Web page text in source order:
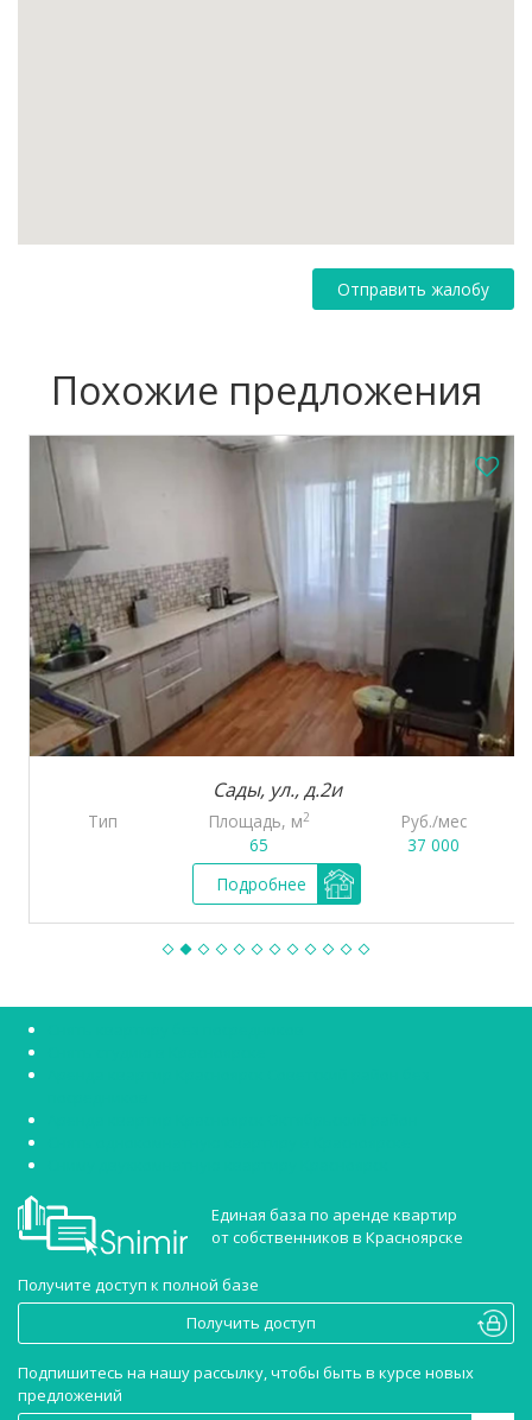
Отправить жалобу
Похожие предложения
Сады, ул., д.2и
Тип Площадь, м 2
65
Руб./мес
37 000
Подробнее
Единая база по аренде квартир
от собственников в Красноярске
Получите доступ к полной базе
Получить доступ
Подпишитесь на нашу рассылку, чтобы быть в курсе новых
предложений